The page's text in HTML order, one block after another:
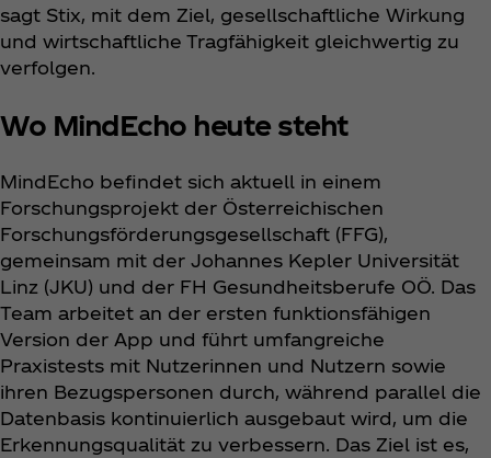
sagt Stix, mit dem Ziel, gesellschaftliche Wirkung
und wirtschaftliche Tragfähigkeit gleichwertig zu
verfolgen.
Wo MindEcho heute steht
MindEcho befindet sich aktuell in einem
Forschungsprojekt der Österreichischen
Forschungsförderungsgesellschaft (FFG),
gemeinsam mit der Johannes Kepler Universität
Linz (JKU) und der FH Gesundheitsberufe OÖ. Das
Team arbeitet an der ersten funktionsfähigen
Version der App und führt umfangreiche
Praxistests mit Nutzerinnen und Nutzern sowie
ihren Bezugspersonen durch, während parallel die
Datenbasis kontinuierlich ausgebaut wird, um die
Erkennungsqualität zu verbessern. Das Ziel ist es,